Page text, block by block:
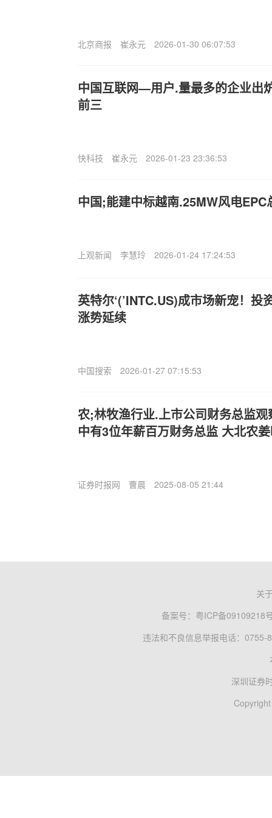
北京商报 崔永元 2026-01-30 06:07:53
中国互联网—用户.量最多的企业出
前三
快科技 崔永元 2026-01-23 23:36:53
中国;能建中标越南.25MW风电EPC
上观新闻 李慧玲 2026-01-24 17:24:53
英特尔‘(’INTC.US)成市场新宠！投
涨势延续
中国搜索 2026-01-27 07:15:53
农;林牧渔行业.上市公司财务总监
中有3位年薪百万财务总监 大北农
证券时报网 曹晨 2025-08-05 21:44
关
备案号： 粤ICP备09109218
违法和不良信息举报电话：0755-
深圳证券